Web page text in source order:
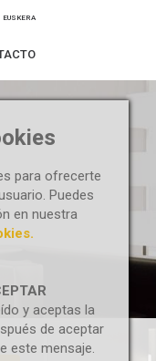
para ofrecerte
Puedes
en nuestra
y aceptas la
de aceptar
este mensaje.
EUSKERA